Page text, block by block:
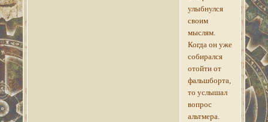
улыбнулся
своим
мыслям.
Когда он уже
собирался
отойти от
фальшборта,
то услышал
вопрос
альтмера.